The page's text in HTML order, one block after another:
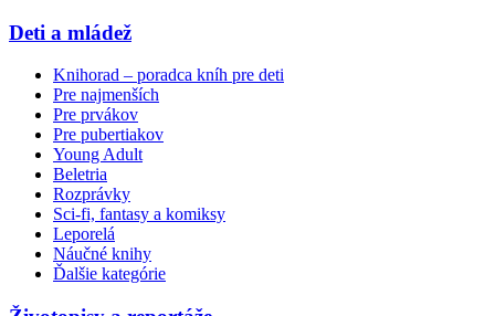
Deti a mládež
Knihorad – poradca kníh pre deti
Pre najmenších
Pre prvákov
Pre pubertiakov
Young Adult
Beletria
Rozprávky
Sci-fi, fantasy a komiksy
Leporelá
Náučné knihy
Ďalšie kategórie